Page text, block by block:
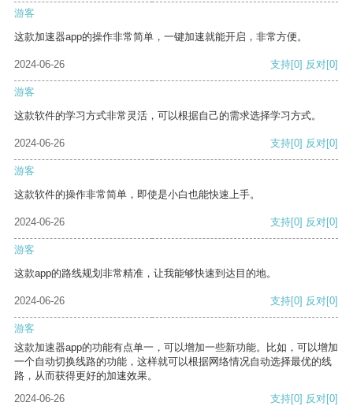
游客
这款加速器app的操作非常简单，一键加速就能开启，非常方便。
2024-06-26 支持[0] 反对[0]
游客
这款软件的学习方式非常灵活，可以根据自己的需求选择学习方式。
2024-06-26 支持[0] 反对[0]
游客
这款软件的操作非常简单，即使是小白也能快速上手。
2024-06-26 支持[0] 反对[0]
游客
这款app的路线规划非常精准，让我能够快速到达目的地。
2024-06-26 支持[0] 反对[0]
游客
这款加速器app的功能有点单一，可以增加一些新功能。比如，可以增加
一个自动切换线路的功能，这样就可以根据网络情况自动选择最优的线
路，从而获得更好的加速效果。
2024-06-26
支持[0] 反对[0]